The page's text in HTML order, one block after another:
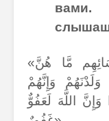
вами.
«الَّذِينَ يُظَاهِرُونَ مِنكُم مِّن نِّسَائِهِم مَّا هُنَّ
وَلَدْنَهُمْ وَإِنَّهُمْ
اللَّهَ لَعَفُوٌّ